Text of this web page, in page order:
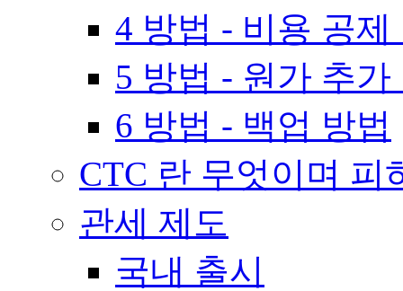
4 방법 - 비용 공제
5 방법 - 원가 추가
6 방법 - 백업 방법
CTC 란 무엇이며 피
관세 제도
국내 출시